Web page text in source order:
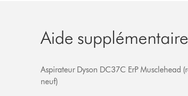
Aide supplémentaire
Aspirateur Dyson DC37C ErP Musclehead
neuf)